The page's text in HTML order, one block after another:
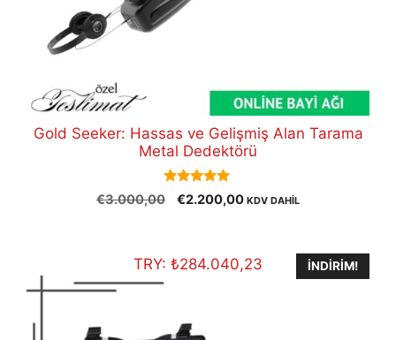
Gold Seeker: Hassas ve Gelişmiş Alan Tarama
Metal Dedektörü
5.00
out of 5
€3.000,00
Orijinal
€2.200,00Şu
€2.200,00.
KDV DAHİL
TRY: ₺284.040,23 İNDIRIM!